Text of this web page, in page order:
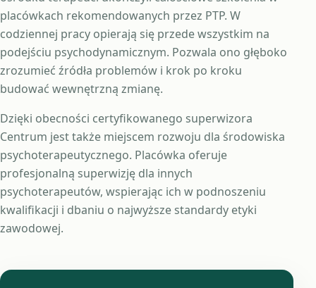
placówkach rekomendowanych przez PTP. W
codziennej pracy opierają się przede wszystkim na
podejściu psychodynamicznym. Pozwala ono głęboko
zrozumieć źródła problemów i krok po kroku
budować wewnętrzną zmianę.
Dzięki obecności certyfikowanego superwizora
Centrum jest także miejscem rozwoju dla środowiska
psychoterapeutycznego. Placówka oferuje
profesjonalną superwizję dla innych
psychoterapeutów, wspierając ich w podnoszeniu
kwalifikacji i dbaniu o najwyższe standardy etyki
zawodowej.